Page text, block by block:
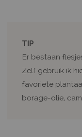
TIP
Er bestaan
Zelf gebruik ik
favoriete
borage-olie,